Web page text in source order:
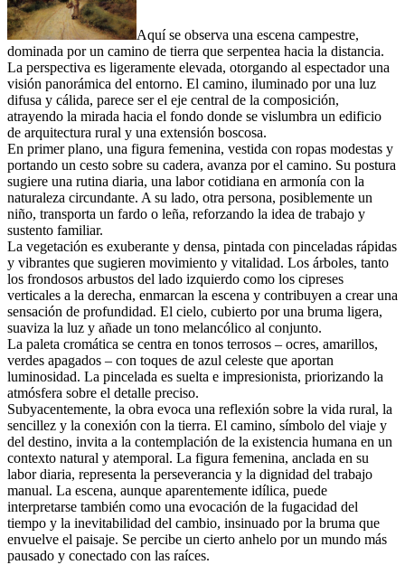
Aquí se observa una escena campestre,
dominada por un camino de tierra que serpentea hacia la distancia.
La perspectiva es ligeramente elevada, otorgando al espectador una
visión panorámica del entorno. El camino, iluminado por una luz
difusa y cálida, parece ser el eje central de la composición,
atrayendo la mirada hacia el fondo donde se vislumbra un edificio
de arquitectura rural y una extensión boscosa.
En primer plano, una figura femenina, vestida con ropas modestas y
portando un cesto sobre su cadera, avanza por el camino. Su postura
sugiere una rutina diaria, una labor cotidiana en armonía con la
naturaleza circundante. A su lado, otra persona, posiblemente un
niño, transporta un fardo o leña, reforzando la idea de trabajo y
sustento familiar.
La vegetación es exuberante y densa, pintada con pinceladas rápidas
y vibrantes que sugieren movimiento y vitalidad. Los árboles, tanto
los frondosos arbustos del lado izquierdo como los cipreses
verticales a la derecha, enmarcan la escena y contribuyen a crear una
sensación de profundidad. El cielo, cubierto por una bruma ligera,
suaviza la luz y añade un tono melancólico al conjunto.
La paleta cromática se centra en tonos terrosos – ocres, amarillos,
verdes apagados – con toques de azul celeste que aportan
luminosidad. La pincelada es suelta e impresionista, priorizando la
atmósfera sobre el detalle preciso.
Subyacentemente, la obra evoca una reflexión sobre la vida rural, la
sencillez y la conexión con la tierra. El camino, símbolo del viaje y
del destino, invita a la contemplación de la existencia humana en un
contexto natural y atemporal. La figura femenina, anclada en su
labor diaria, representa la perseverancia y la dignidad del trabajo
manual. La escena, aunque aparentemente idílica, puede
interpretarse también como una evocación de la fugacidad del
tiempo y la inevitabilidad del cambio, insinuado por la bruma que
envuelve el paisaje. Se percibe un cierto anhelo por un mundo más
pausado y conectado con las raíces.